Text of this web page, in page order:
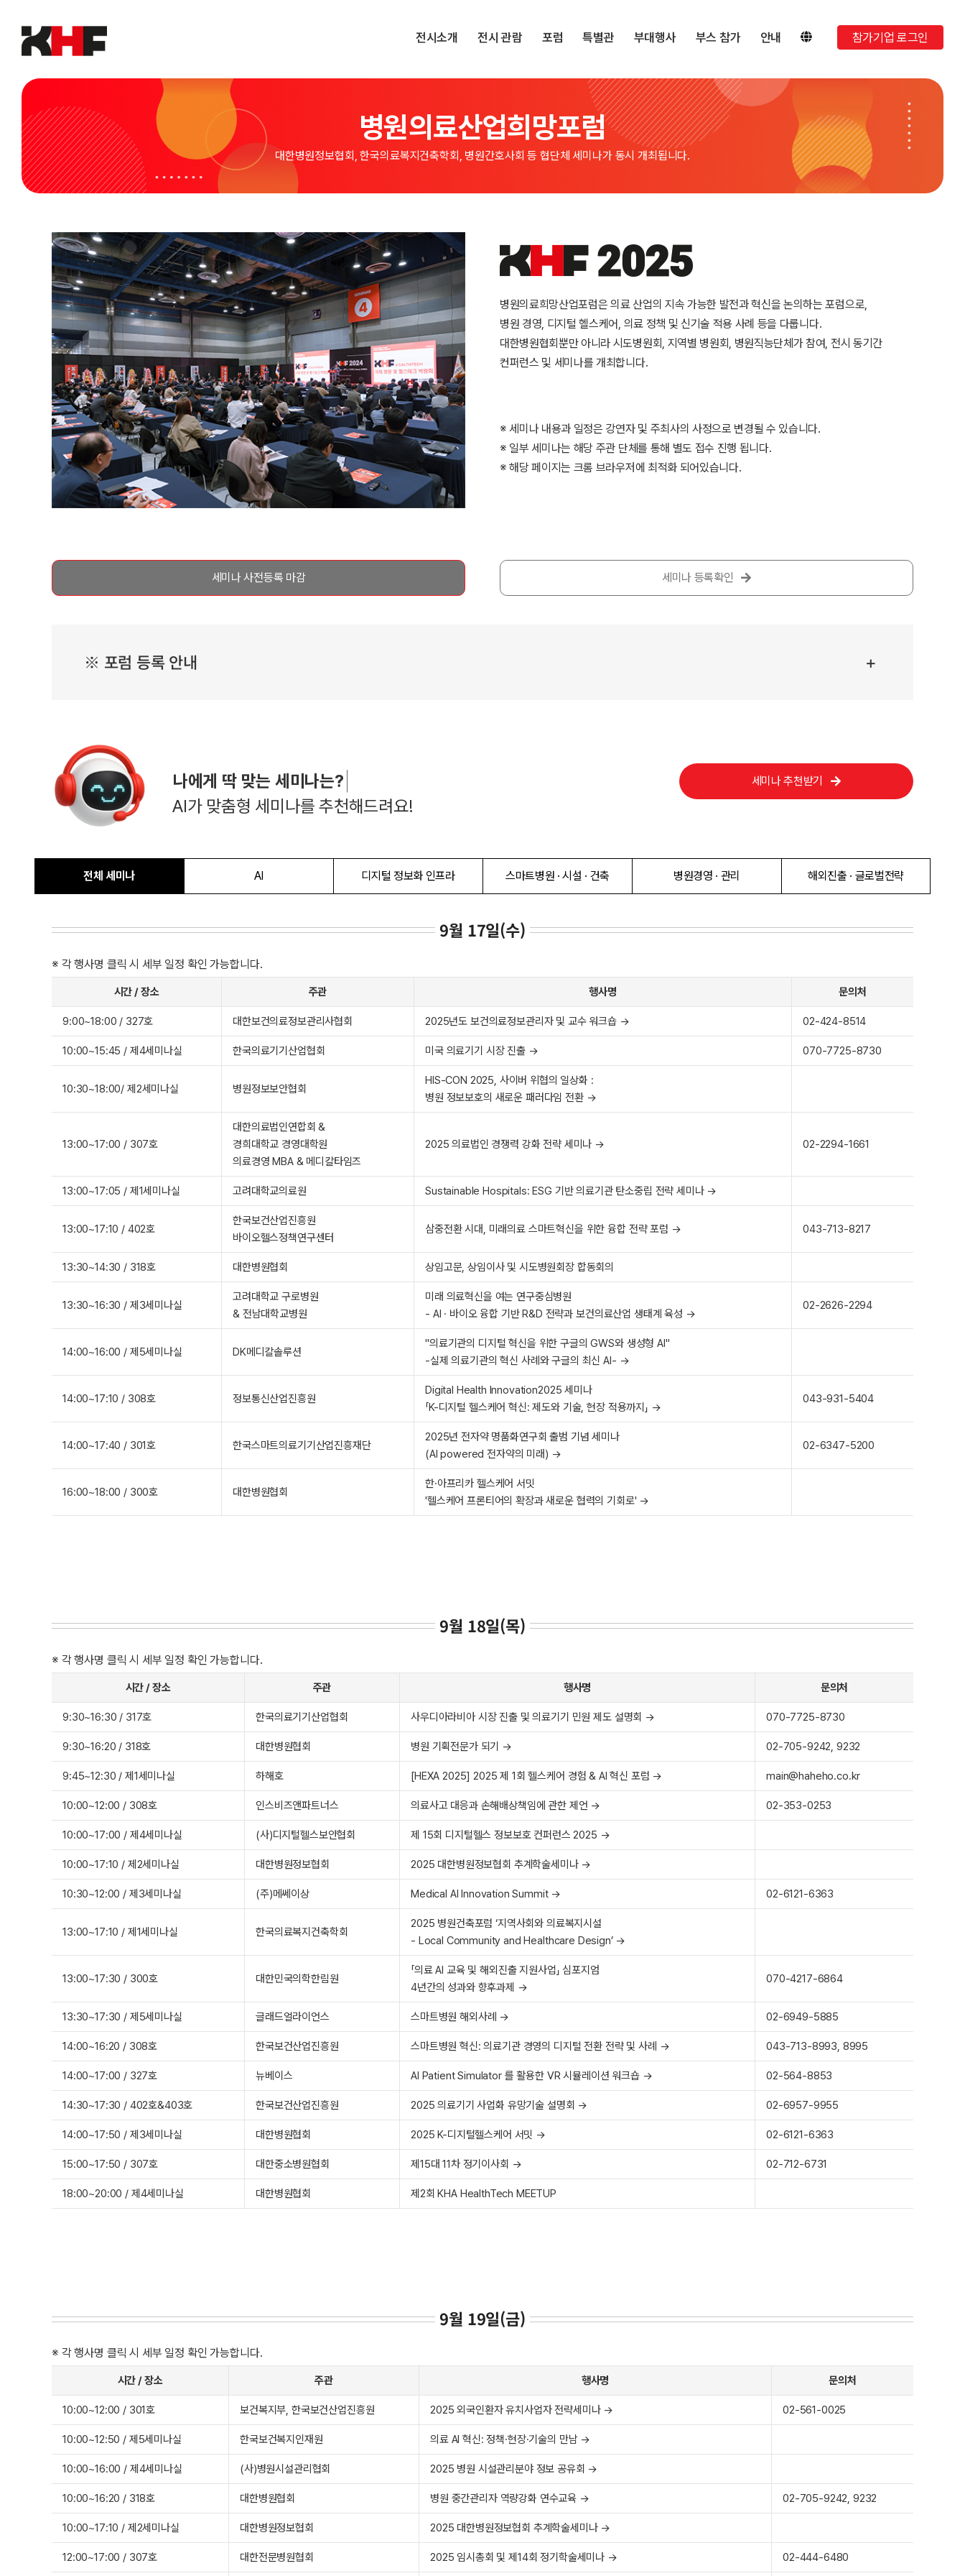
content
전시소개 전시 관람 포럼 특별관 부대행사 부스 참가 안내 참가기업 로그인
병원의료산업희망포럼
대한병원정보협회, 한국의료복지건축학회, 병원간호사회 등 협단체 세미나가 동시 개최됩니다.
병원의료희망산업포럼은 의료 산업의 지속 가능한 발전과 혁신을 논의하는 포럼으로,
병원 경영, 디지털 헬스케어, 의료 정책 및 신기술 적용 사례 등을 다룹니다.
대한병원협회뿐만 아니라 시도병원회, 지역별 병원회, 병원직능단체가 참여, 전시 동기간
컨퍼런스 및 세미나를 개최합니다.
※ 세미나 내용과 일정은 강연자 및 주최사의 사정으로 변경될 수 있습니다.
※ 일부 세미나는 해당 주관 단체를 통해 별도 접수 진행 됩니다.
※ 해당 페이지는 크롬 브라우저에 최적화 되어있습니다.
세미나 사전등록 마감 세미나 등록확인
※ 포럼 등록 안내
AI가 맞춤형 세미나를 추천해드려요!
세미나 추천받기
전체 세미나 AI 디지털 정보화 인프라 스마트병원 · 시설 · 건축 병원경영 · 관리 해외진출 · 글로벌전략
9월 17일(수)
※ 각 행사명 클릭 시 세부 일정 확인 가능합니다.
시간 / 장소 주관 행사명 문의처
9:00~18:00 / 327호 대한보건의료정보관리사협회 2025년도 보건의료정보관리자 및 교수 워크숍 → 02-424-8514
10:00~15:45 / 제4세미나실 한국의료기기산업협회 미국 의료기기 시장 진출 → 070-7725-8730
10:30~18:00/ 제2세미나실 병원정보보안협회
HIS-CON 2025, 사이버 위협의 일상화 :
병원 정보보호의 새로운 패러다임 전환 →
13:00~17:00 / 307호
대한의료법인연합회 &
경희대학교 경영대학원
의료경영 MBA & 메디칼타임즈
2025 의료법인 경쟁력 강화 전략 세미나 → 02-2294-1661
13:00~17:05 / 제1세미나실 고려대학교의료원 Sustainable Hospitals: ESG 기반 의료기관 탄소중립 전략 세미나 →
13:00~17:10 / 402호
한국보건산업진흥원
바이오헬스정책연구센터
삼중전환 시대, 미래의료 스마트혁신을 위한 융합 전략 포럼 → 043-713-8217
13:30~14:30 / 318호 대한병원협회 상임고문, 상임이사 및 시도병원회장 합동회의
13:30~16:30 / 제3세미나실
고려대학교 구로병원
& 전남대학교병원
미래 의료혁신을 여는 연구중심병원
- AI · 바이오 융합 기반 R&D 전략과 보건의료산업 생태계 육성 →
02-2626-2294
14:00~16:00 / 제5세미나실 DK메디칼솔루션
"의료기관의 디지털 혁신을 위한 구글의 GWS와 생성형 AI"
-실제 의료기관의 혁신 사례와 구글의 최신 AI- →
14:00~17:10 / 308호 정보통신산업진흥원
Digital Health Innovation2025 세미나
「K-디지털 헬스케어 혁신: 제도와 기술, 현장 적용까지」 →
043-931-5404
14:00~17:40 / 301호 한국스마트의료기기산업진흥재단
2025년 전자약 명품화연구회 출범 기념 세미나
(AI powered 전자약의 미래) →
02-6347-5200
16:00~18:00 / 300호 대한병원협회
한·아프리카 헬스케어 서밋
'헬스케어 프론티어의 확장과 새로운 협력의 기회로' →
9월 18일(목)
※ 각 행사명 클릭 시 세부 일정 확인 가능합니다.
시간 / 장소 주관 행사명 문의처
9:30~16:30 / 317호 한국의료기기산업협회 사우디아라비아 시장 진출 및 의료기기 민원 제도 설명회 → 070-7725-8730
9:30~16:20 / 318호 대한병원협회 병원 기획전문가 되기 → 02-705-9242, 9232
9:45~12:30 / 제1세미나실 하해호 [HEXA 2025] 2025 제 1회 헬스케어 경험 & AI 혁신 포럼 → main@haheho.co.kr
10:00~12:00 / 308호 인스비즈앤파트너스 의료사고 대응과 손해배상책임에 관한 제언 → 02-353-0253
10:00~17:00 / 제4세미나실 (사)디지털헬스보안협회 제 15회 디지털헬스 정보보호 컨퍼런스 2025 →
10:00~17:10 / 제2세미나실 대한병원정보협회 2025 대한병원정보협회 추계학술세미나 →
10:30~12:00 / 제3세미나실 (주)메쎄이상 Medical AI Innovation Summit → 02-6121-6363
13:00~17:10 / 제1세미나실 한국의료복지건축학회
2025 병원건축포럼 ‘지역사회와 의료복지시설
- Local Community and Healthcare Design’ →
13:00~17:30 / 300호 대한민국의학한림원
「의료 AI 교육 및 해외진출 지원사업」 심포지엄
4년간의 성과와 향후과제 →
070-4217-6864
13:30~17:30 / 제5세미나실 글래드얼라이언스 스마트병원 해외사례 → 02-6949-5885
14:00~16:20 / 308호 한국보건산업진흥원 스마트병원 혁신: 의료기관 경영의 디지털 전환 전략 및 사례 → 043-713-8993, 8995
14:00~17:00 / 327호 뉴베이스 AI Patient Simulator 를 활용한 VR 시뮬레이션 워크숍 → 02-564-8853
14:30~17:30 / 402호&403호 한국보건산업진흥원 2025 의료기기 사업화 유망기술 설명회 → 02-6957-9955
14:00~17:50 / 제3세미나실 대한병원협회 2025 K-디지털헬스케어 서밋 → 02-6121-6363
15:00~17:50 / 307호 대한중소병원협회 제15대 11차 정기이사회 → 02-712-6731
18:00~20:00 / 제4세미나실 대한병원협회 제2회 KHA HealthTech MEETUP
9월 19일(금)
※ 각 행사명 클릭 시 세부 일정 확인 가능합니다.
시간 / 장소 주관 행사명 문의처
10:00~12:00 / 301호 보건복지부, 한국보건산업진흥원 2025 외국인환자 유치사업자 전략세미나 → 02-561-0025
10:00~12:50 / 제5세미나실 한국보건복지인재원 의료 AI 혁신: 정책·현장·기술의 만남 →
10:00~16:00 / 제4세미나실 (사)병원시설관리협회 2025 병원 시설관리분야 정보 공유회 →
10:00~16:20 / 318호 대한병원협회 병원 중간관리자 역량강화 연수교육 → 02-705-9242, 9232
10:00~17:10 / 제2세미나실 대한병원정보협회 2025 대한병원정보협회 추계학술세미나 →
12:00~17:00 / 307호 대한전문병원협회 2025 임시총회 및 제14회 정기학술세미나 → 02-444-6480